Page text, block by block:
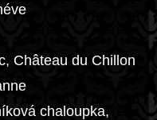
Château du Chillon
chaloupka,